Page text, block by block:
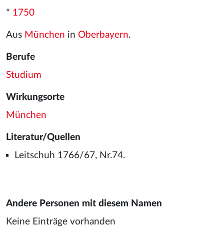
* 1750
Aus München in Oberbayern.
Berufe
Studium
Wirkungsorte
München
Literatur/Quellen
Leitschuh 1766/67, Nr.74.
Andere Personen mit diesem Namen
Keine Einträge vorhanden